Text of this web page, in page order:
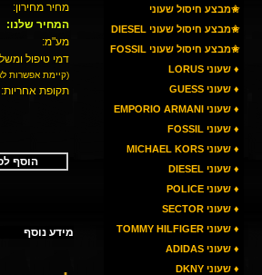
✬מבצע חיסול שעוני
ARMANI
✬מבצע חיסול שעוני DIESEL
✬מבצע חיסול שעוני FOSSIL
♦ שעוני LORUS
♦ שעוני GUESS
♦ שעוני EMPORIO ARMANI
♦ שעוני FOSSIL
♦ שעוני MICHAEL KORS
♦ שעוני DIESEL
♦ שעוני POLICE
♦ שעוני SECTOR
♦ שעוני TOMMY HILFIGER
♦ שעוני ADIDAS
♦ שעוני DKNY
מחיר מחירון:
המחיר שלנו:
מע"מ:
דמי טיפול
(קיימת אפשרות
תקופת אחריות:
הוסף
מידע נוסף